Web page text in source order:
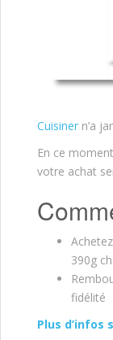
Cuisiner n’a
En ce
votre achat
390g
fidélité
Plus d’infos